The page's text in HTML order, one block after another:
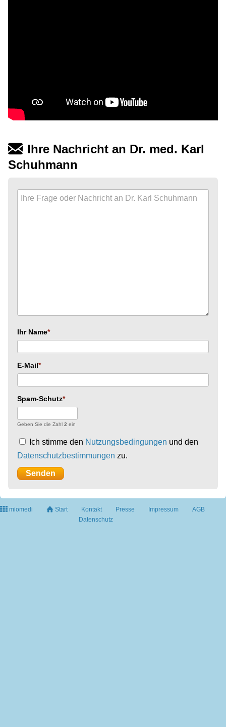
Ihre Nachricht an Dr. med. Karl
Schuhmann
Ihr Name
E-Mail
Spam-Schutz
Geben Sie die Zahl 2 ein
Ich stimme den Nutzungsbedingungen und den
Datenschutzbestimmungen zu.
miomedi Start Kontakt Presse Impressum
AGB
Datenschutz